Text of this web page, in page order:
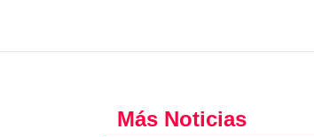
Más Noticias